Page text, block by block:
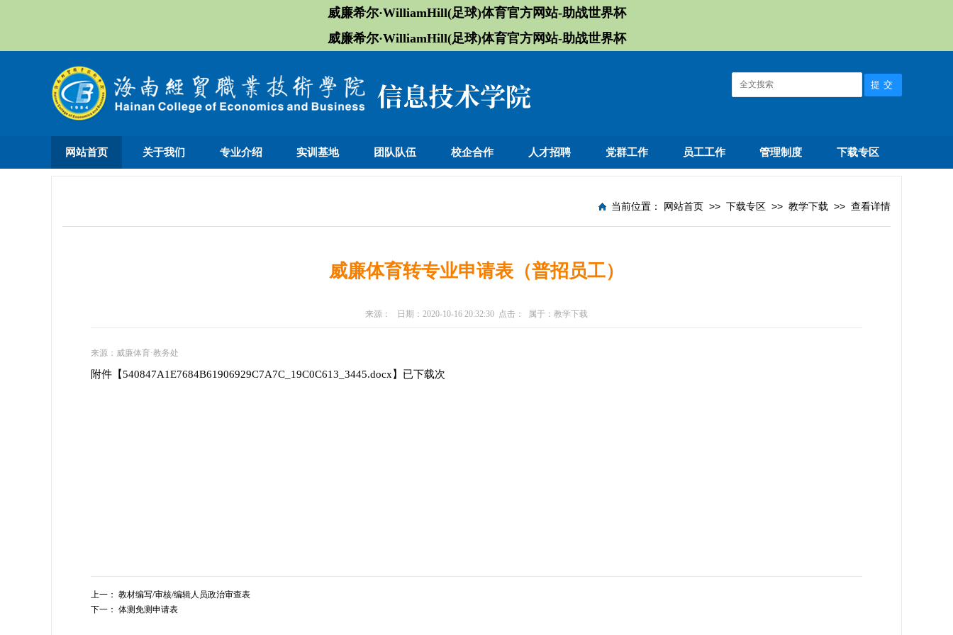
威廉希尔·WilliamHill(足球)体育官方网站-助战世界杯
威廉希尔·WilliamHill(足球)体育官方网站-助战世界杯
网站首页 关于我们 专业介绍 实训基地 团队队伍 校企合作 人才招聘 党群工作 员工工作 管理制度 下载专区
当前位置： 网站首页 >> 下载专区 >> 教学下载 >> 查看详情
威廉体育转专业申请表（普招员工）
来源： 日期： 2020-10-16 20:32:30 点击： 属于： 教学下载
来源： 威廉体育·教务处
附件【540847A1E7684B61906929C7A7C_19C0C613_3445.docx 】已下载次
上一： 教材编写/审核/编辑人员政治审查表
下一： 体测免测申请表